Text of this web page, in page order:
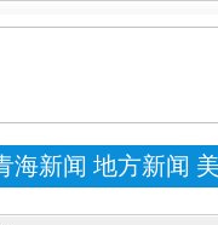
海新闻 地方新闻